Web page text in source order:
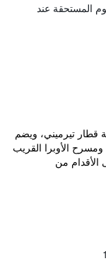
المستحقة عند
فقط من محطة قطار تيرميني، ويضم
الأوبرا القريب
سيراً على الأقدام من